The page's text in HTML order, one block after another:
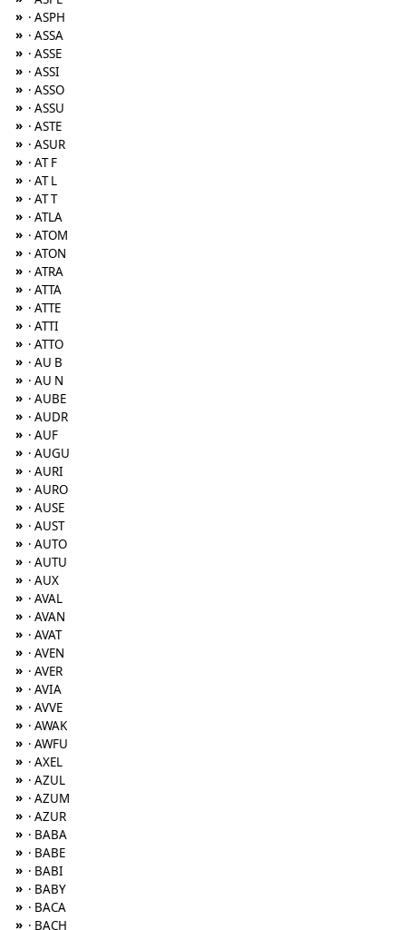
» · ASPH
» · ASSA
» · ASSE
» · ASSI
» · ASSO
» · ASSU
» · ASTE
» · ASUR
» · AT F
» · AT L
» · AT T
» · ATLA
» · ATOM
» · ATON
» · ATRA
» · ATTA
» · ATTE
» · ATTI
» · ATTO
» · AU B
» · AU N
» · AUBE
» · AUDR
» · AUF
» · AUGU
» · AURI
» · AURO
» · AUSE
» · AUST
» · AUTO
» · AUTU
» · AUX
» · AVAL
» · AVAN
» · AVAT
» · AVEN
» · AVER
» · AVIA
» · AVVE
» · AWAK
» · AWFU
» · AXEL
» · AZUL
» · AZUM
» · AZUR
» · BABA
» · BABE
» · BABI
» · BABY
» · BACA
» · BACH